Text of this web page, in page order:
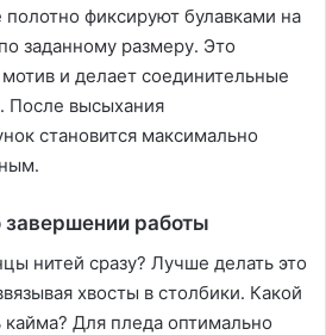
фиксируют булавками на
заданному размеру․ Это
и делает соединительные
После высыхания
становится максимально
работы
нитей сразу? Лучше делать это
хвосты в столбики․ Какой
Для пледа оптимально